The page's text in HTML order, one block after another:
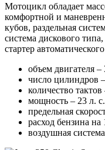
Мотоцикл обладает
комфортной и
кубов, раздельная
система дискового
стартер
объем двигателя
число цилиндров
количество тактов
мощность – 23 л.
предельная
расход бензина
воздушная